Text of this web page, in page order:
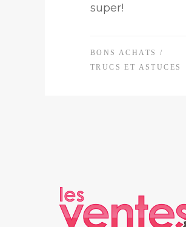
super!
BONS ACHATS
/
TRUCS ET ASTUCES